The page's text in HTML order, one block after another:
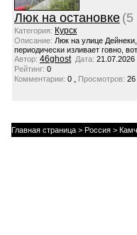
Люк на остановке (5
Категория: Курск
Описание: Люк на улице
периодически изливает говно,
Автор: 46ghost Дата: 21.07.2026
Рейтинг: 0
Комментарии: 0 , Просмотров: 26
Главная страница > Россия >